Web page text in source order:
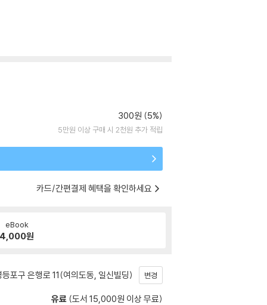
300원 (5%)
5만원 이상 구매 시 2천원 추가 적립
카드/간편결제 혜택을 확인하세요
eBook
4,000원
포구 은행로 11(여의도동, 일신빌딩) 변경
유료 (도서 15,000원 이상 무료)